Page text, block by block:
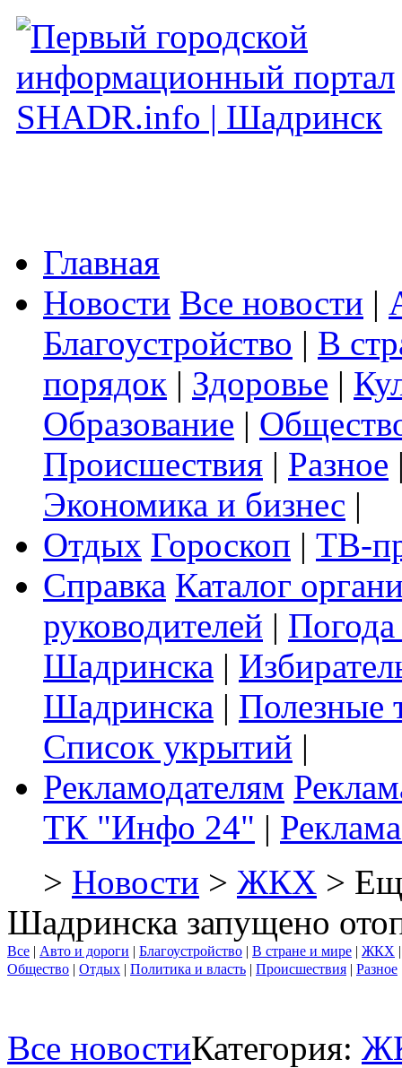
Главная
Новости Все новости |
Благоустройство | В
порядок | Здоровье |
Образование |
Происшествия | Разное
Экономика и бизнес |
Отдых Гороскоп | ТВ-
Справка Каталог
руководителей |
Шадринска |
Шадринска | Полезные
Список укрытий |
Рекламодателям
ТК "Инфо 24" |
> Новости > ЖКХ >
Шадринска запущено
Все | Авто и дороги | Благоустройство | В стране и мире | ЖКХ
Общество | Отдых | Политика и власть | Происшествия | Разное
Все новостиКатегория: